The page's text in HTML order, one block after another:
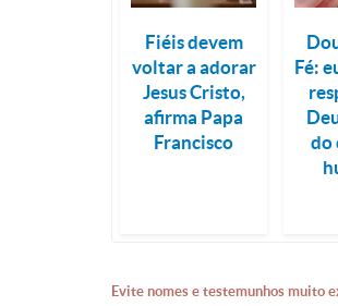
Fiéis devem
voltar a adorar
Jesus Cristo,
afirma Papa
Francisco
Fé:
do
Evite nomes e testemunhos muito